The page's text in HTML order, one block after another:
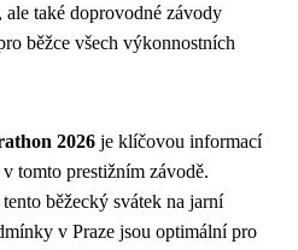
také doprovodné závody
běžce všech výkonnostních
2026 je klíčovou informací
tomto prestižním závodě.
běžecký svátek na jarní
v Praze jsou optimální pro